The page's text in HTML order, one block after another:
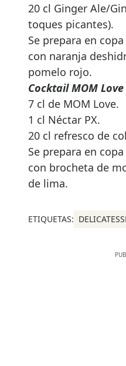
20 cl Ginger Ale/
toques picantes).
Se prepara en
con naranja
pomelo rojo.
Cocktail MOM
7 cl de MOM Love.
1 cl Néctar PX.
20 cl refresco de
Se prepara en
con brocheta de
de lima.
ETIQUETAS: